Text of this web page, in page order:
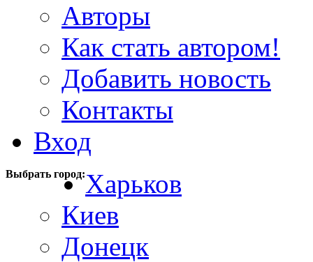
Авторы
Как стать автором!
Добавить новость
Контакты
Вход
Выбрать город:Харьков
Киев
Донецк